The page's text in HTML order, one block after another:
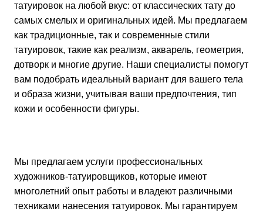
татуировок на любой вкус: от классических тату до
самых смелых и оригинальных идей. Мы предлагаем
как традиционные, так и современные стили
татуировок, такие как реализм, акварель, геометрия,
дотворк и многие другие. Наши специалисты помогут
вам подобрать идеальный вариант для вашего тела
и образа жизни, учитывая ваши предпочтения, тип
кожи и особенности фигуры.
Мы предлагаем услуги профессиональных
художников-татуировщиков, которые имеют
многолетний опыт работы и владеют различными
техниками нанесения татуировок. Мы гарантируем